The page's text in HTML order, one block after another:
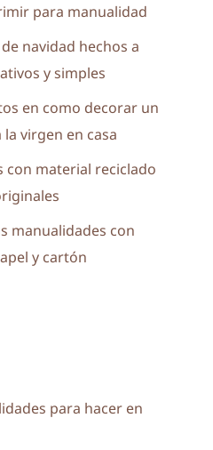
para manualidad
navidad hechos a
y simples
en como decorar un
virgen en casa
con material reciclado
manualidades con
y cartón
para hacer en